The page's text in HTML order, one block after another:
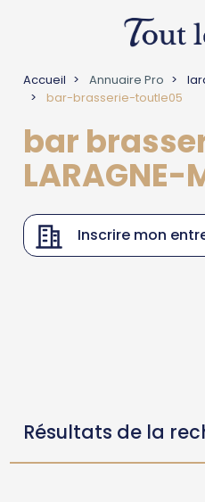
Accueil Annuaire Pro
bar-brasserie-toutle05
bar
LARAGNE-
Inscrire mon
Résultats de la